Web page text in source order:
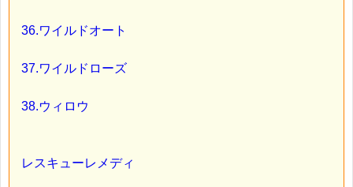
36.ワイルドオート
37.ワイルドローズ
38.ウィロウ
レスキューレメディ